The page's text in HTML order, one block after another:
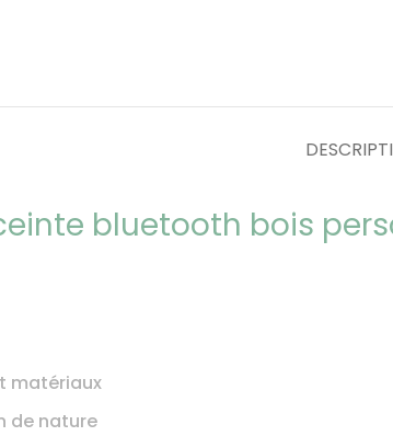
bluetooth bois
matériaux
de nature